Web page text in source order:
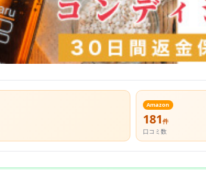
Amazon
181件
口コミ数